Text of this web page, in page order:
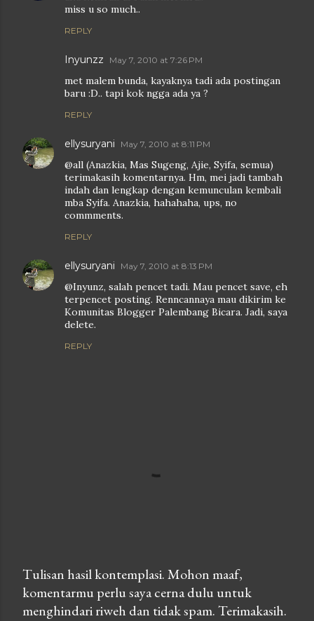
miss u so much..
REPLY
Inyunzz May 7, 2010 at 7:26 PM
met malem bunda, kayaknya tadi ada postingan
baru :D.. tapi kok ngga ada ya ?
REPLY
ellysuryani May 7, 2010 at 8:11 PM
@all (Anazkia, Mas Sugeng, Ajie, Syifa, semua)
terimakasih komentarnya. Hm, mei jadi tambah
indah dan lengkap dengan kemunculan kembali
mba Syifa. Anazkia, hahahaha, ups, no
commments.
REPLY
ellysuryani May 7, 2010 at 8:13 PM
@Inyunz, salah pencet tadi. Mau pencet save, eh
terpencet posting. Renncannaya mau dikirim ke
Komunitas Blogger Palembang Bicara. Jadi, saya
delete.
REPLY
P
o
Tulisan hasil kontemplasi. Mohon maaf,
komentarmu perlu saya cerna dulu untuk
menghindari riweh dan tidak spam. Terimakasih.